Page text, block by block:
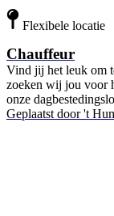
Flexibele locatie
Chauffeur
Vind jij het leuk om
zoeken wij jou voor
onze
Geplaatst door 't